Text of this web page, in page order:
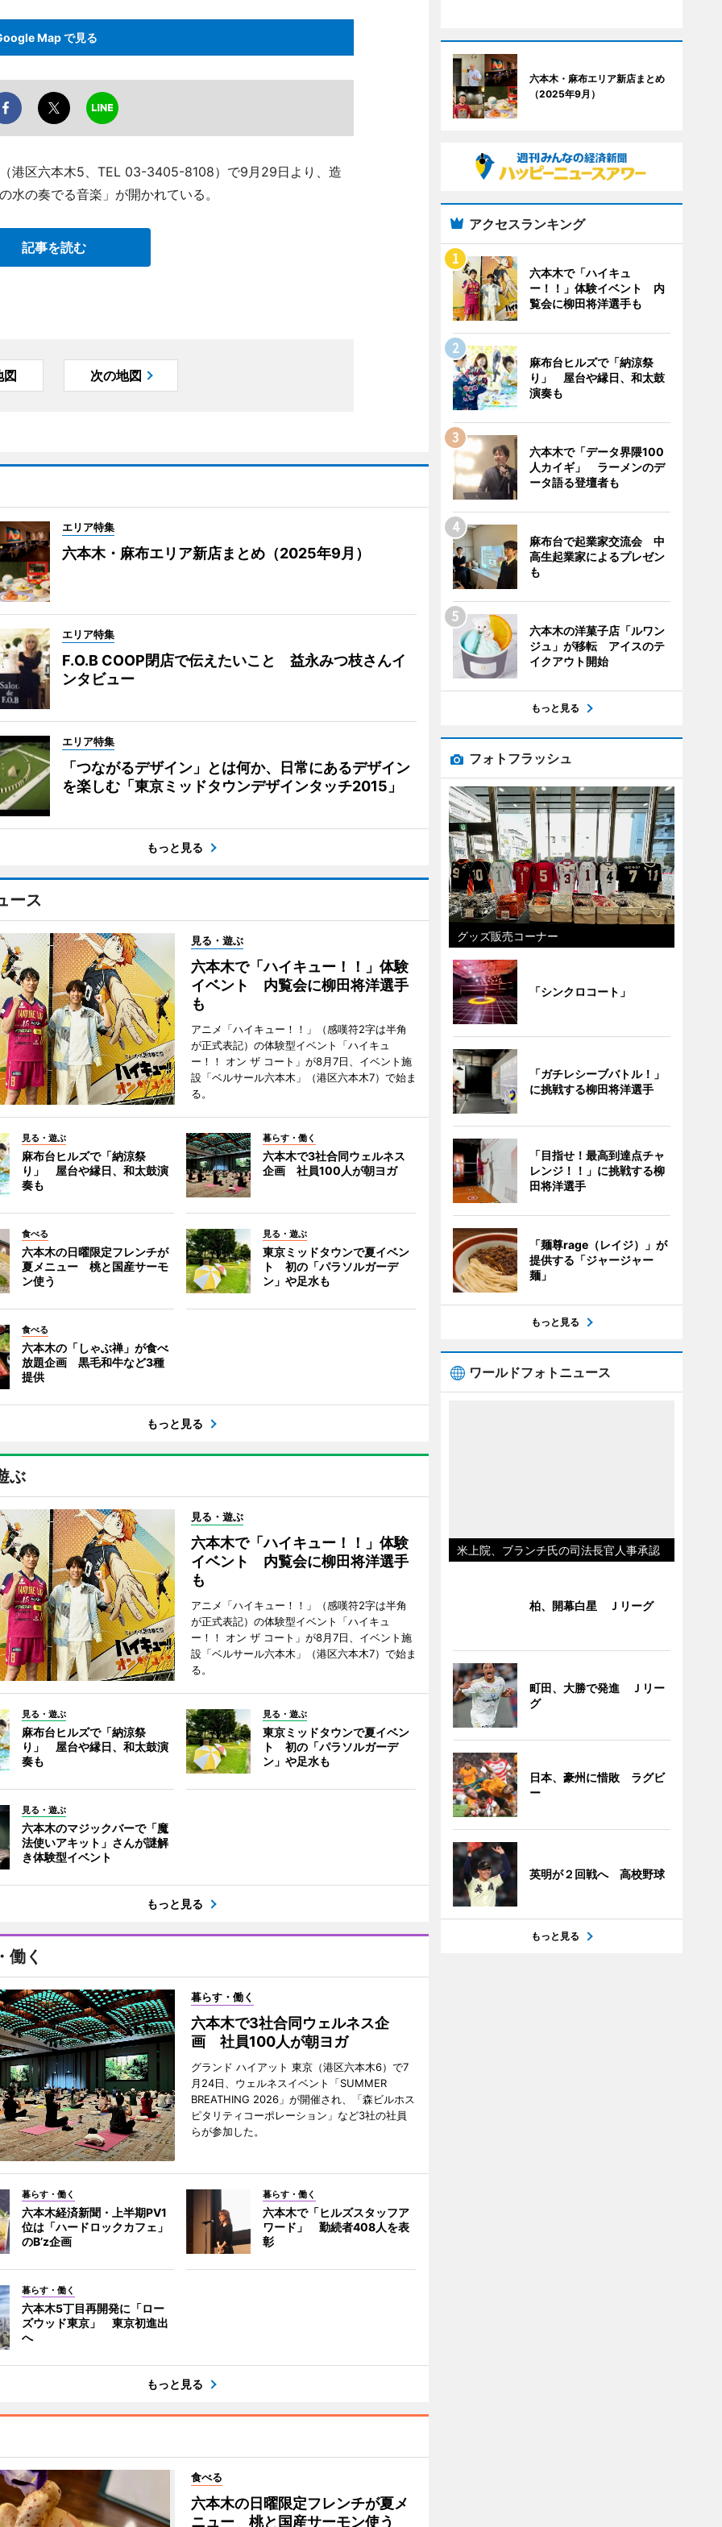
Map で見る
港区六本木5、TEL 03-3405-8108）で9月29日より、造
の奏でる音楽」が開かれている。
記事を読む
図 次の地図
エリア特集
六本木・麻布エリア新店まとめ（2025年9月）
エリア特集
F.O.B COOP閉店で伝えたいこと 益永みつ枝さんイ
ンタビュー
エリア特集
「つながるデザイン」とは何か、日常にあるデザイン
を楽しむ「東京ミッドタウンデザインタッチ2015」
もっと見る
ース
見る・遊ぶ
六本木で「ハイキュー！！」体験
イベント 内覧会に柳田将洋選手
も
アニメ「ハイキュー！！」（感嘆符2字は半角
が正式表記）の体験型イベント「ハイキュ
ー！！ オン ザ コート」が8月7日、イベント施
設「ベルサール六本木」（港区六本木7）で始ま
る。
見る・遊ぶ
麻布台ヒルズで「納涼祭
り」 屋台や縁日、和太鼓演
奏も
暮らす・働く
六本木で3社合同ウェルネス
企画 社員100人が朝ヨガ
食べる
六本木の日曜限定フレンチが
夏メニュー 桃と国産サーモ
ン使う
見る・遊ぶ
東京ミッドタウンで夏イベン
ト 初の「パラソルガーデ
ン」や足水も
食べる
六本木の「しゃぶ禅」が食べ
放題企画 黒毛和牛など3種
提供
もっと見る
ぶ
見る・遊ぶ
六本木で「ハイキュー！！」体験
イベント 内覧会に柳田将洋選手
も
アニメ「ハイキュー！！」（感嘆符2字は半角
が正式表記）の体験型イベント「ハイキュ
ー！！ オン ザ コート」が8月7日、イベント施
設「ベルサール六本木」（港区六本木7）で始ま
る。
見る・遊ぶ
麻布台ヒルズで「納涼祭
り」 屋台や縁日、和太鼓演
奏も
見る・遊ぶ
東京ミッドタウンで夏イベン
ト 初の「パラソルガーデ
ン」や足水も
見る・遊ぶ
六本木のマジックバーで「魔
法使いアキット」さんが謎解
き体験型イベント
もっと見る
働く
暮らす・働く
六本木で3社合同ウェルネス企
画 社員100人が朝ヨガ
グランド ハイアット 東京（港区六本木6）で7
月24日、ウェルネスイベント「SUMMER
BREATHING 2026」が開催され、「森ビルホス
ピタリティコーポレーション」など3社の社員
らが参加した。
暮らす・働く
六本木経済新聞・上半期PV1
位は「ハードロックカフェ」
のB’z企画
暮らす・働く
六本木で「ヒルズスタッフア
ワード」 勤続者408人を表
彰
暮らす・働く
六本木5丁目再開発に「ロー
ズウッド東京」 東京初進出
へ
もっと見る
食べる
六本木の日曜限定フレンチが夏メ
ニュー 桃と国産サーモン使う
六本木・麻布エリア新店まとめ
（2025年9月）
アクセスランキング
六本木で「ハイキュ
ー！！」体験イベント 内
覧会に柳田将洋選手も
麻布台ヒルズで「納涼祭
り」 屋台や縁日、和太鼓
演奏も
六本木で「データ界隈100
人カイギ」 ラーメンのデ
ータ語る登壇者も
麻布台で起業家交流会 中
高生起業家によるプレゼン
も
六本木の洋菓子店「ルワン
ジュ」が移転 アイスのテ
イクアウト開始
もっと見る
フォトフラッシュ
グッズ販売コーナー
「シンクロコート」
「ガチレシーブバトル！」
に挑戦する柳田将洋選手
「目指せ！最高到達点チャ
レンジ！！」に挑戦する柳
田将洋選手
「麺尊rage（レイジ）」が
提供する「ジャージャー
麺」
もっと見る
ワールドフォトニュース
米上院、ブランチ氏の司法長官人事承認
柏、開幕白星 Ｊリーグ
町田、大勝で発進 Ｊリー
グ
日本、豪州に惜敗 ラグビ
ー
英明が２回戦へ 高校野球
もっと見る